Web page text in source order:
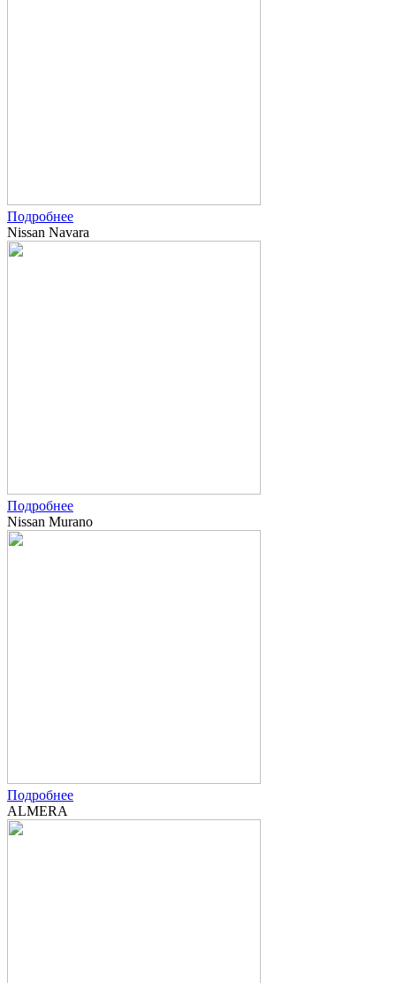
Подробнее
Nissan Navara
Подробнее
Nissan Murano
Подробнее
ALMERA